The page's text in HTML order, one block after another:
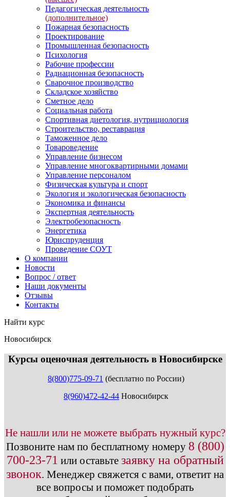
Педагогическая деятельность
(дополнительное)
Пожарная безопасность
Проектирование
Промышленная безопасность
Психология
Рабочие профессии
Радиационная безопасность
Сварочное производство
Складское хозяйство
Сметное дело
Социальная работа
Спортивная диетология, нутрициология
Строительство, реставрация
Таможенное дело
Товароведение
Управление бизнесом
Управление многоквартирными домами
Управление персоналом
Физическая культура и спорт
Экология и экологическая безопасность
Экономика и финансы
Экспертная деятельность
Электробезопасность
Энергетика
Юриспруденция
Проведение СОУТ
О компании
Новости
Вопрос / ответ
Наши документы
Отзывы
Контакты
Найти курс
Новосибирск
Курсы оценочная деятельность в Новосибирске
8(800)775-09-71 (бесплатно по России)
8(960)472-42-44 Новосибирск
Не нашли или не можете выбрать нужный курс?
Позвоните нам по бесплатному номеру 8 (800)
700-23-71 или оставьте заявку на обратный
звонок. Менеджер свяжется с вами, ответит на
все вопросы и поможет подобрать